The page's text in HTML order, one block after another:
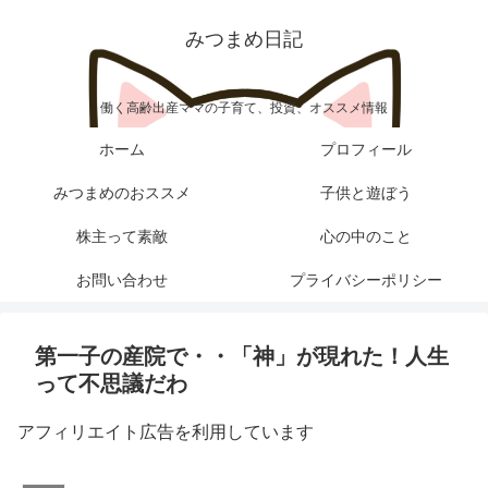
みつまめ日記
働く高齢出産ママの子育て、投資、オススメ情報
ホーム プロフィール
みつまめのおススメ 子供と遊ぼう
株主って素敵 心の中のこと
お問い合わせ プライバシーポリシー
第一子の産院で・・「神」が現れた！人生
って不思議だわ
アフィリエイト広告を利用しています